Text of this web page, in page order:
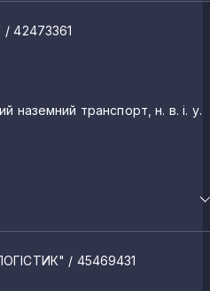
/ 42473361
наземний транспорт, н. в. і. у.
/ 45469431